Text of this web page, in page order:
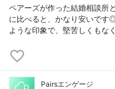
ペアーズが作った結婚相談所
に比べると、かなり安いです
ような印象で、堅苦しくもな
Pairsエンゲージ